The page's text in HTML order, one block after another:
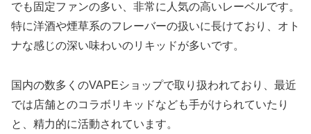
でも固定ファンの多い、非常に人気の高いレーベルです。
特に洋酒や煙草系のフレーバーの扱いに長けており、オト
ナな感じの深い味わいのリキッドが多いです。
国内の数多くのVAPEショップで取り扱われており、最近
では店舗とのコラボリキッドなども手がけられていたり
と、精力的に活動されています。